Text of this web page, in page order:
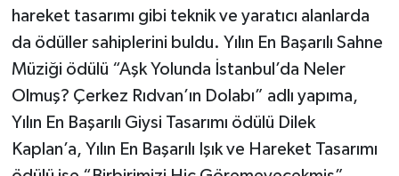
hareket tasarımı gibi teknik ve yaratıcı alanlarda
da ödüller sahiplerini buldu. Yılın En Başarılı Sahne
Müziği ödülü “Aşk Yolunda İstanbul’da Neler
Olmuş? Çerkez Rıdvan’ın Dolabı” adlı yapıma,
Yılın En Başarılı Giysi Tasarımı ödülü Dilek
Kaplan’a, Yılın En Başarılı Işık ve Hareket Tasarımı